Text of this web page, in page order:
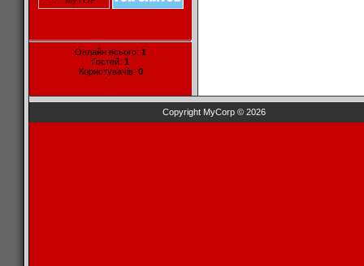
Онлайн всього: 1
Гостей: 1
Користувачів: 0
Copyright MyCorp © 2026